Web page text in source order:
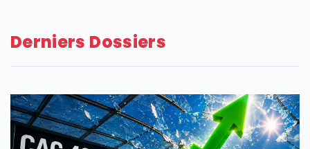
Derniers Dossiers